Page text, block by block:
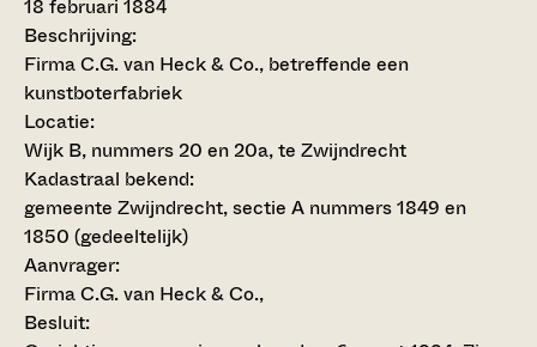
18 februari 1884
Beschrijving:
Firma C.G. van Heck & Co., betreffende een
kunstboterfabriek
Locatie:
Wijk B, nummers 20 en 20a, te Zwijndrecht
Kadastraal bekend:
gemeente Zwijndrecht, sectie A nummers 1849 en
1850 (gedeeltelijk)
Aanvrager:
Firma C.G. van Heck & Co.,
Besluit: